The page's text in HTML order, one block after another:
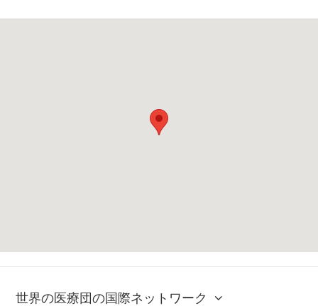
世界の医療団の国際ネットワーク